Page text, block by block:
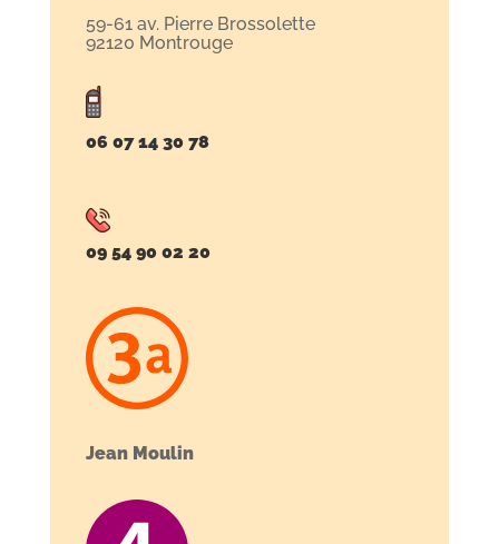
59-61 av. Pierre Brossolette
92120 Montrouge
06 07 14 30 78
09 54 90 02 20
Jean Moulin